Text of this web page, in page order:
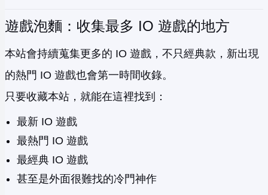
遊戲泡麵：收集最多 IO 遊戲的地方
本站會持續蒐集更多的 IO 遊戲，不只經典款，新出現
的熱門 IO 遊戲也會第一時間收錄。
只要收藏本站，就能在這裡找到：
最新 IO 遊戲
最熱門 IO 遊戲
最經典 IO 遊戲
甚至是外面很難找的冷門神作